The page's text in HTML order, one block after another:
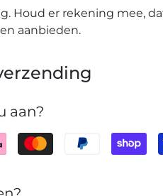
Houd er rekening mee,
aanbieden.
aan?